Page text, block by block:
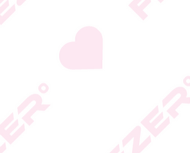
* טעות סופר בתיאור המוצר
או במחירו לא תחייב את